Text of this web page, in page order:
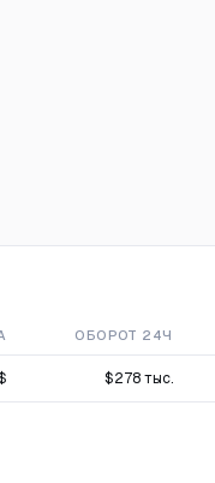
ОБОРОТ 24Ч
$278 тыс.